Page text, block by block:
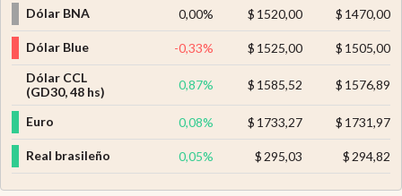
Dólar BNA
0,00% $ 1520,00 $ 1470,00
Dólar Blue -0,33% $ 1525,00 $ 1505,00
Dólar CCL
(GD30, 48 hs)
0,87% $ 1585,52 $ 1576,89
Euro 0,08% $ 1733,27 $ 1731,97
Real brasileño 0,05% $ 295,03 $ 294,82